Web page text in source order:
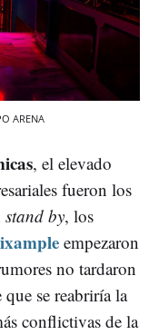
ARENA
, el elevado
fueron los
stand by, los
empezaron
no tardaron
que se reabriría la
conflictivas de la